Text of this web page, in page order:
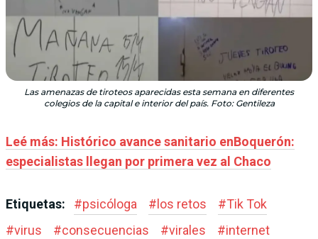
Las amenazas de tiroteos aparecidas esta semana en diferentes
colegios de la capital e interior del país. Foto: Gentileza
Leé más: Histórico avance sanitario enBoquerón:
especialistas llegan por primera vez al Chaco
Etiquetas: #psicóloga # los retos #Tik Tok
#virus #consecuencias #virales #internet